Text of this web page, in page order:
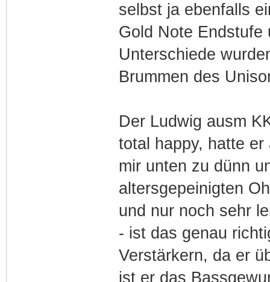
selbst ja ebenfalls
Gold Note Endstufe
Unterschiede
Brummen des
Der Ludwig ausm
total happy, hatte
mir unten zu dünn
altersgepeinigten
und nur noch sehr
- ist das genau
Verstärkern, da er
ist er das